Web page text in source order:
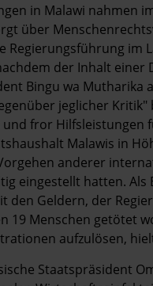
in Malawi nahmen
über
Regierungsführung im
der Inhalt einer
Bingu wa Mutharika
jeglicher
und fror Hilfsleistungen
Malawis in
anderer
eingestellt hatten.
den Geldern, der
19 Menschen getötet
aufzulösen,
Staatspräsident